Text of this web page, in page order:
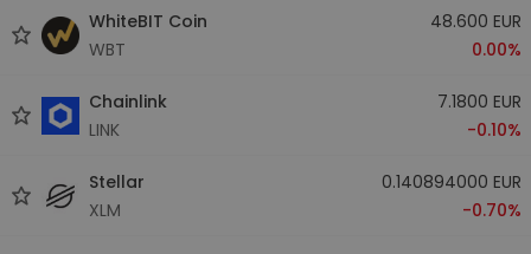
WhiteBIT Coin
WBT
48.600 EUR
0.00%
Chainlink
LINK
7.1800 EUR
-0.10%
Stellar
XLM
0.140894000 EUR
-0.70%